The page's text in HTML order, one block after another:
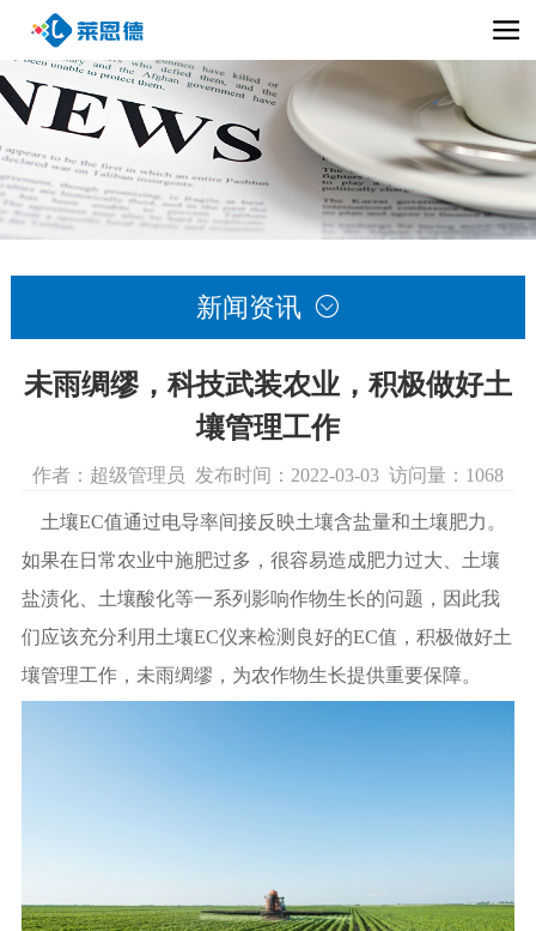
新闻资讯 
未雨绸缪，科技武装农业，积极做好土
壤管理工作
作者：超级管理员 发布时间：2022-03-03 访问量：1068
土壤EC值通过电导率间接反映土壤含盐量和土壤肥力。
如果在日常农业中施肥过多，很容易造成肥力过大、土壤
盐渍化、土壤酸化等一系列影响作物生长的问题，因此我
们应该充分利用土壤EC仪来检测良好的EC值，积极做好土
壤管理工作，未雨绸缪，为农作物生长提供重要保障。